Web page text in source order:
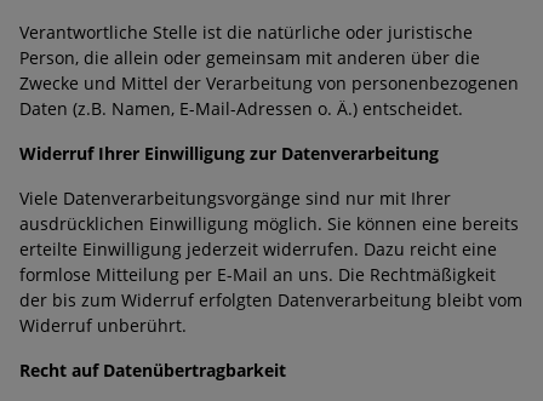
Verantwortliche Stelle ist die natürliche oder juristische
Person, die allein oder gemeinsam mit anderen über die
Zwecke und Mittel der Verarbeitung von personenbezogenen
Daten (z.B. Namen, E-Mail-Adressen o. Ä.) entscheidet.
Widerruf Ihrer Einwilligung zur Datenverarbeitung
Viele Datenverarbeitungsvorgänge sind nur mit Ihrer
ausdrücklichen Einwilligung möglich. Sie können eine bereits
erteilte Einwilligung jederzeit widerrufen. Dazu reicht eine
formlose Mitteilung per E-Mail an uns. Die Rechtmäßigkeit
der bis zum Widerruf erfolgten Datenverarbeitung bleibt vom
Widerruf unberührt.
Recht auf Datenübertragbarkeit